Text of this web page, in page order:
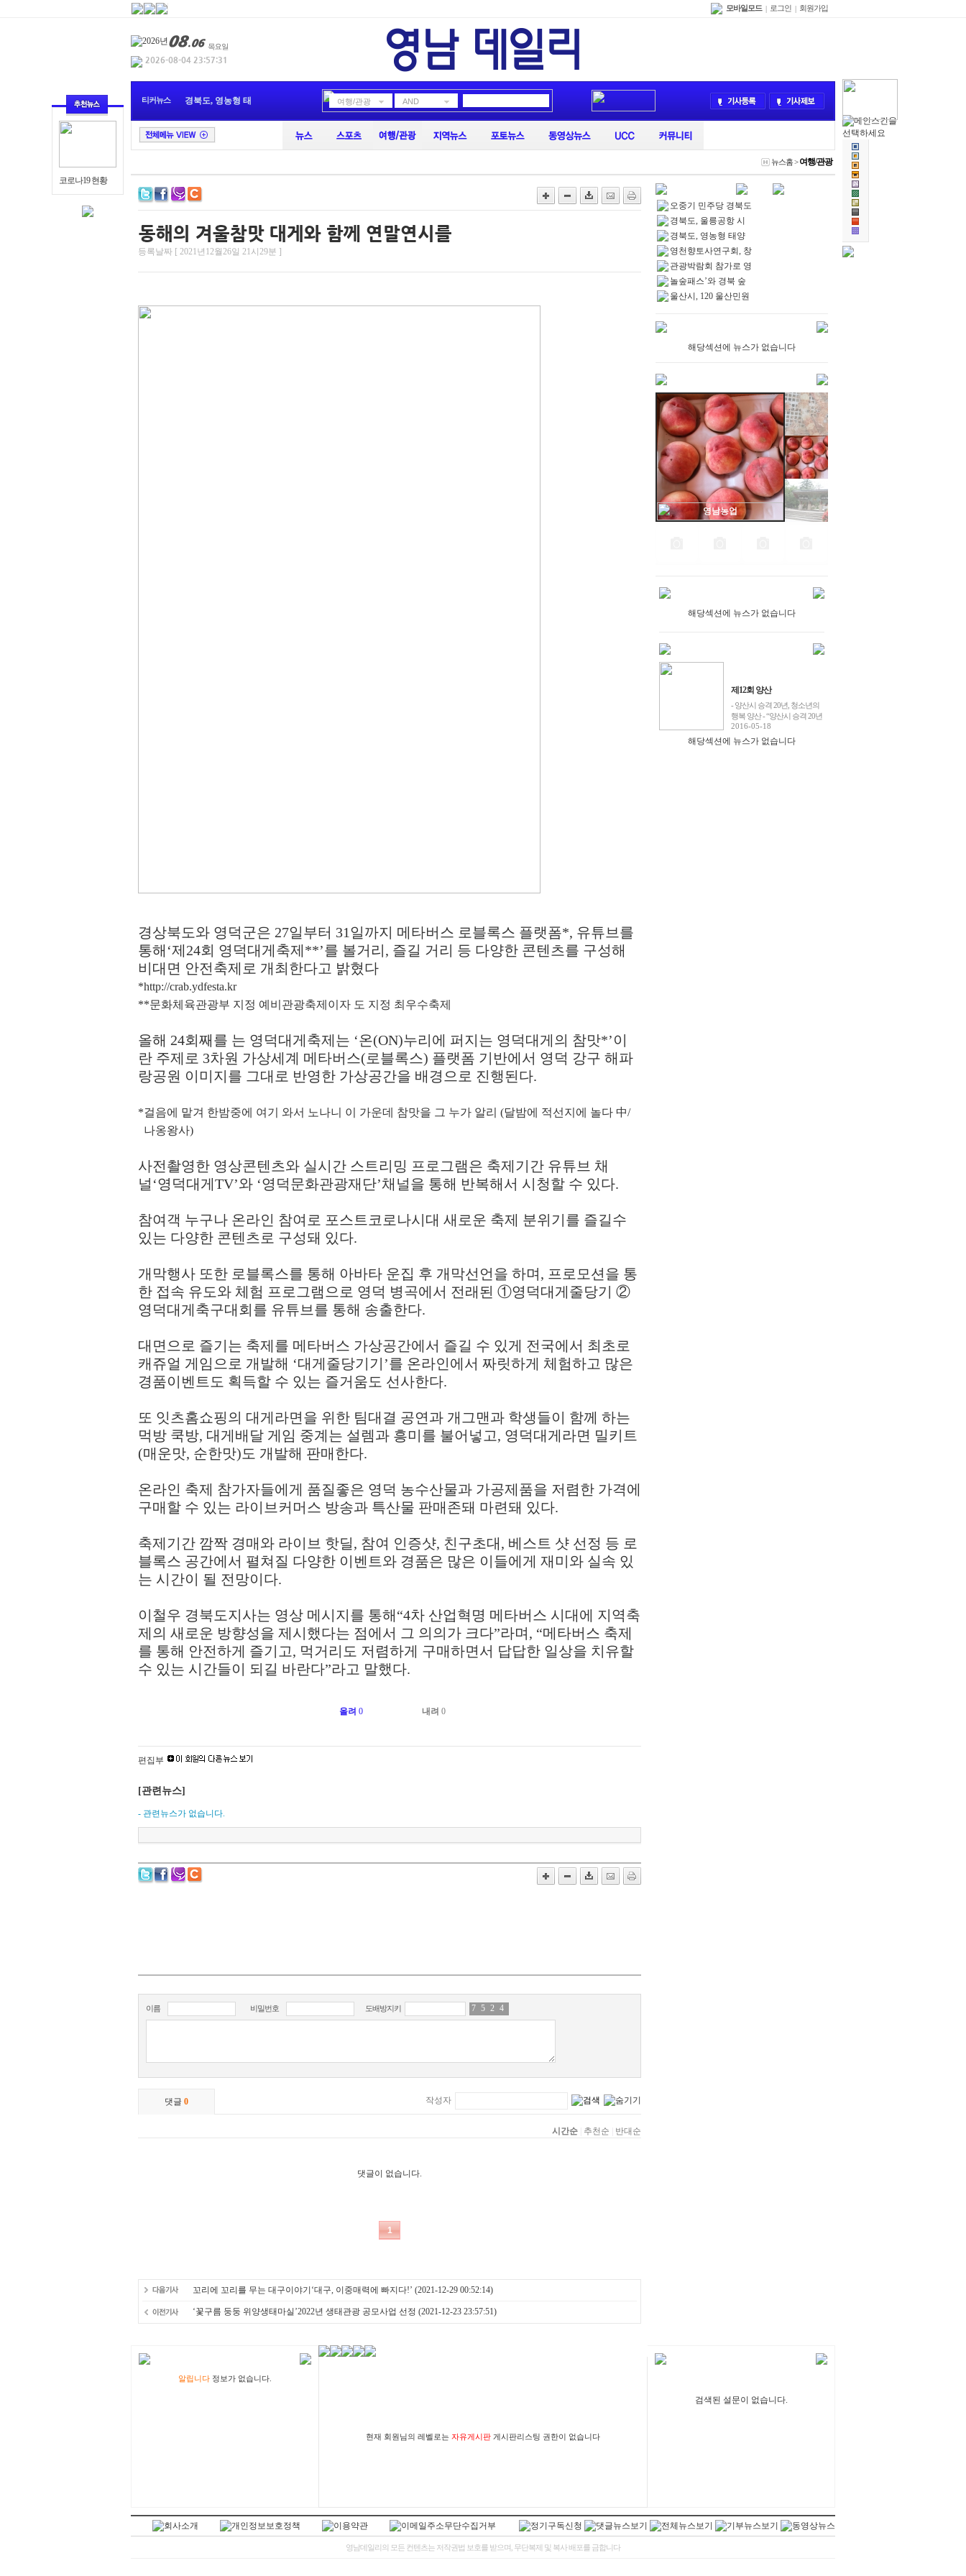
코로나19 현황
모바일모드 로그인 회원가입
티커뉴스
경북도, 영농형 태
관광박람회 참가로
놀숲패스’와 경북
경주시정보화농업
울산시, 2026년 공무
대구관광협회 2026
여행/관광 AND
뉴스홈>여행/관광
등록날짜 [ 2021년12월26일 21시29분 ]
경상북도와 영덕군은 27일부터 31일까지 메타버스 로블록스 플랫폼*, 유튜브를
통해 ‘제 24회 영덕대게축제 **’를 볼거리 , 즐길 거리 등 다양한 콘텐츠를 구성해
비대면 안전축제로 개최한다고 밝혔다
*http://crab.ydfesta.kr
**문화체육관광부 지정 예비관광축제이자 도 지정 최우수축제
올해 24회째를 는 영덕대게축제는 ‘온(ON)누리에 퍼지는 영덕대게의 참맛*’이
란 주제로 3차원 가상세계 메타버스(로블록스) 플랫폼 기반에서 영덕 강구 해파
랑공원 이미지를 그대로 반영한 가상공간을 배경으로 진행된다.
*걸음에 맡겨 한밤중에 여기 와서 노나니 이 가운데 참맛을 그 누가 알리 (달밤에 적선지에 놀다 中/
나옹왕사)
사전촬영한 영상콘텐츠와 실시간 스트리밍 프로그램은 축제기간 유튜브 채
널 ‘영덕대게 TV’와 ‘영덕문화관광재단’채널을 통해 반복해서 시청할 수 있다.
참여객 누구나 온라인 참여로 포스트코로나시대 새로운 축제 분위기를 즐길수
있는 다양한 콘텐츠로 구성돼 있다.
개막행사 또한 로블록스를 통해 아바타 운집 후 개막선언을 하며 , 프로모션을 통
한 접속 유도와 체험 프로그램으로 영덕 병곡에서 전래된 ①영덕대게줄당기 ②
영덕대게축구대회를 유튜브를 통해 송출한다.
대면으로 즐기는 축제를 메타버스 가상공간에서 즐길 수 있게 전국에서 최초로
캐쥬얼 게임으로 개발해 ‘대게줄당기기 ’를 온라인에서 짜릿하게 체험하고 많은
경품이벤트도 획득할 수 있는 즐거움도 선사한다.
또 잇츠홈쇼핑의 대게라면을 위한 팀대결 공연과 개그맨과 학생들이 함께 하는
먹방 쿡방, 대게배달 게임 중계는 설렘과 흥미를 불어넣고, 영덕대게라면 밀키트
(매운맛, 순한맛)도 개발해 판매한다.
온라인 축제 참가자들에게 품질좋은 영덕 농수산물과 가공제품을 저렴한 가격에
구매할 수 있는 라이브커머스 방송과 특산물 판매존돼 마련돼 있다.
축제기간 깜짝 경매와 라이브 핫딜, 참여 인증샷, 친구초대 , 베스트 샷 선정 등 로
블록스 공간에서 펼쳐질 다양한 이벤트와 경품은 많은 이들에게 재미와 실속 있
는 시간이 될 전망이다.
이철우 경북도지사는 영상 메시지를 통해 “4차 산업혁명 메타버스 시대에 지역축
제의 새로운 방향성을 제시했다는 점에서 그 의의가 크다”라며 , “메타버스 축제
를 통해 안전하게 즐기고, 먹거리도 저렴하게 구매하면서 답답한 일상을 치유할
수 있는 시간들이 되길 바란다”라고 말했다.
올려 0 내려 0
편집부
[관련뉴스]
- 관련뉴스가 없습니다.
꼬리에 꼬리를 무는 대구이야기‘대구, 이중매력에 빠지다!’ (2021-12-29 00:52:14)
‘꽃구름 둥둥 위양생태마실’2022년 생태관광 공모사업 선정 (2021-12-23 23:57:51)
오중기 민주당 경북도
경북도, 울릉공항 시
경북도, 영농형 태양
영천향토사연구회, 창
관광박람회 참가로 영
놀숲패스’와 경북 숲
울산시, 120 울산민원
해당섹션에 뉴스가 없습니다
영남농업
해당섹션에 뉴스가 없습니다
제12회 양산
- 양산시 승격 20년, 청소년의
행복 양산 - “양산시 승격 20년
2016-05-18
해당섹션에 뉴스가 없습니다
알립니다 정보가 없습니다.
현재 회원님의 레벨로는 자유게시판 게시판리스팅 권한이 없습니다
검색된 설문이 없습니다.
영남데일리의 모든 컨텐츠는 저작권법 보호를 받으며, 무단복제 및 복사 배포를 금합니다